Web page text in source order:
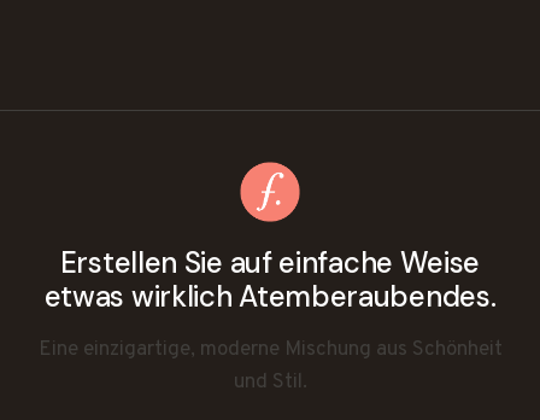
Erstellen Sie auf einfache Weise
etwas wirklich Atemberaubendes.
Eine einzigartige, moderne Mischung aus Schönheit
und Stil.